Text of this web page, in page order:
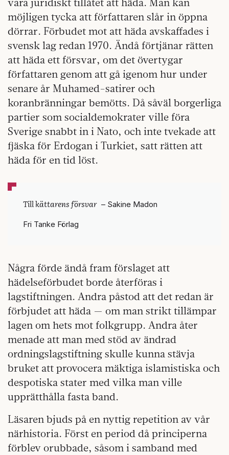
möjligen tycka att författaren slår in öppna
dörrar. Förbudet mot att häda avskaffades i
svensk lag redan 1970. Ändå förtjänar rätten
att häda ett försvar, om det övertygar
författaren genom att gå igenom hur under
senare år Muhamed-satirer och
koranbränningar bemötts. Då såväl borgerliga
partier som socialdemokrater ville föra
Sverige snabbt in i Nato, och inte tvekade att
fjäska för Erdogan i Turkiet, satt rätten att
häda för en tid löst.
Till kättarens försvar – Sakine Madon
Fri Tanke Förlag
Några förde ändå fram förslaget att
hädelseförbudet borde återföras i
lagstiftningen. Andra påstod att det redan är
förbjudet att häda — om man strikt tillämpar
lagen om hets mot folkgrupp. Andra åter
menade att man med stöd av ändrad
ordningslagstiftning skulle kunna stävja
bruket att provocera mäktiga islamistiska och
despotiska stater med vilka man ville
upprätthålla fasta band.
Läsaren bjuds på en nyttig repetition av vår
närhistoria. Först en period då principerna
förblev orubbade, såsom i samband med